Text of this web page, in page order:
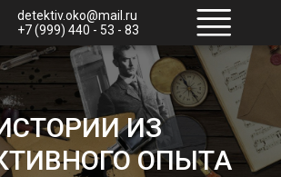
detektiv.oko@mail.ru
+7 (999) 440 - 53 - 83
ИЗ
ОПЫТА